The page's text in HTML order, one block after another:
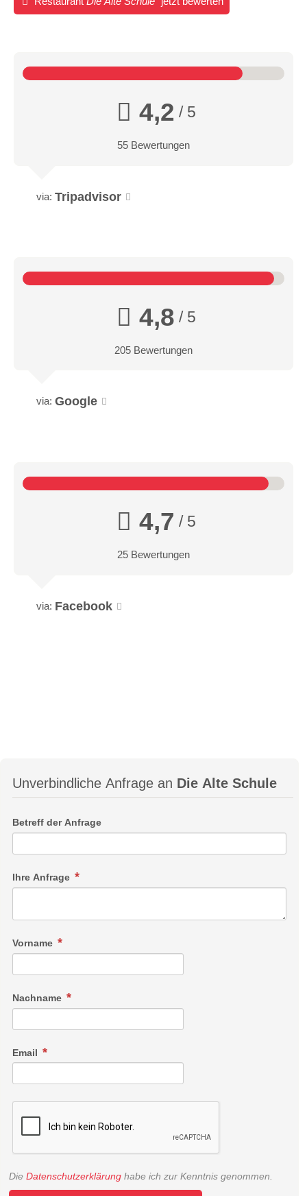
4,2 / 5
55 Bewertungen
via: Tripadvisor
4,8 / 5
205 Bewertungen
via: Google
4,7 / 5
25 Bewertungen
via: Facebook
Unverbindliche Anfrage an Die Alte Schule
Betreff der Anfrage
Ihre Anfrage
Vorname
Nachname
Email
Die Datenschutzerklärung habe ich zur Kenntnis genommen.